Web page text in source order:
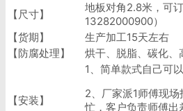
【尺寸】
地板对角2.8米，可
13282000900）
【货期】
生产加工15天左右
【防腐处理】
烘干、脱脂、碳化、
【安装】
1、简单款式自己可
2、厂家派1师傅现
忙，客户负责师傅